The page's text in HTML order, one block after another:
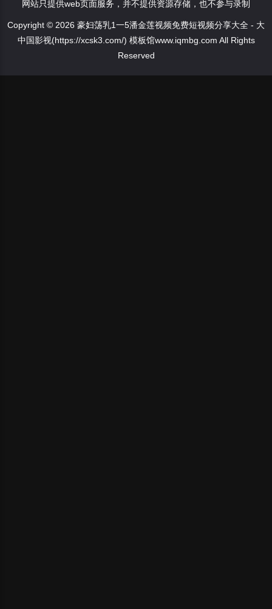
网站只提供web页面服务，并不提供资源存储，也不参与录制
Copyright © 2026 豪妇荡乳1一5潘金莲视频免费短视频分享大全 - 大
中国影视(https://xcsk3.com/) 模板馆www.iqmbg.com All Rights
Reserved